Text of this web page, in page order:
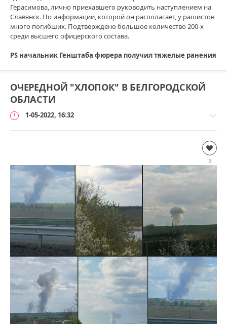
Герасимова, лично приехавшего руководить наступлением на
Славянск. По информации, которой он располагает, у рашистов
много погибших. Подтверждено большое количество 200-х
среди высшего офицерского состава.
PS начальник Генштаба фюрера получил тяжелые ранения
ОЧЕРЕДНОЙ "ХЛОПОК" В БЕЛГОРОДСКОЙ
ОБЛАСТИ
1-05-2022, 16:32
132
3